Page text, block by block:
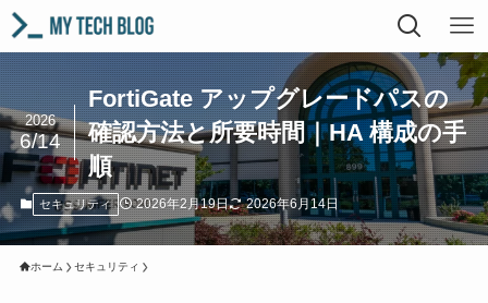
FortiGate アップグレードパスの
確認方法と所要時間｜HA 構成の手
順
2026
6/14
セキュリティ 2026年2月19日 2026年6月14日
ホーム セキュリティ